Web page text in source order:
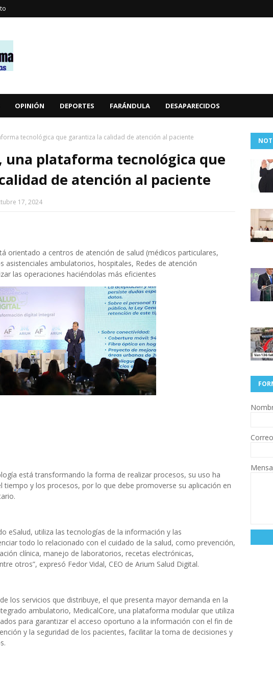
OPINIÓN DEPORTES FARÁNDULA DESAPARECIDOS
tecnológica que garantiza la calidad de atención al paciente
una plataforma tecnológica que
de atención al paciente
17, 2024
orientado a centros de atención de salud (médicos particulares,
asistenciales ambulatorios, hospitales, Redes de atención
las operaciones haciéndolas más eficientes
está transformando la forma de realizar procesos, su uso ha
tiempo y los procesos, por lo que debe promoverse su aplicación en
eSalud, utiliza las tecnologías de la información y las
todo lo relacionado con el cuidado de la salud, como prevención,
clínica, manejo de laboratorios, recetas electrónicas,
otros”, expresó Fedor Vidal, CEO de Arium Salud Digital.
los servicios que distribuye, el que presenta mayor demanda en la
ambulatorio, MedicalCore, una plataforma modular que utiliza
para garantizar el acceso oportuno a la información con el fin de
y la seguridad de los pacientes, facilitar la toma de decisiones y